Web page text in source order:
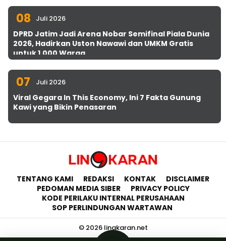
08 Juli 2026
DPRD Jatim Jadi Arena Nobar Semifinal Piala Dunia
2026, Hadirkan Uston Nawawi dan UMKM Gratis
untuk 1.000 Warga
07 Juli 2026
Viral Gegara In This Economy, Ini 7 Fakta Gunung
Kawi yang Bikin Penasaran
TENTANG KAMI REDAKSI KONTAK
DISCLAIMER
PEDOMAN MEDIA SIBER
PRIVACY POLICY
KODE PERILAKU INTERNAL PERUSAHAAN
SOP PERLINDUNGAN WARTAWAN
© 2026 lingkaran.net